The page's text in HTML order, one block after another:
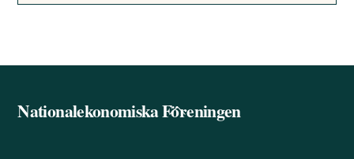
Back
Nationalekonomiska Föreningen